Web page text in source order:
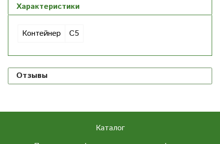
Характеристики
Контейнер С5
Отзывы
Каталог